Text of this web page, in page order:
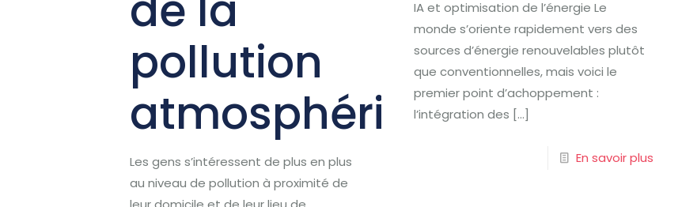
pollution
atmosphérique
Les gens s’intéressent de plus en plus
au niveau de pollution à proximité de
IA et optimisation de l’énergie Le
monde s’oriente rapidement vers des
sources d’énergie renouvelables plutôt
que conventionnelles, mais voici le
premier point d’achoppement :
l’intégration des […]
En savoir plus